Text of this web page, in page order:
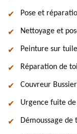
Pose et
Nettoyage et
Peinture sur
Réparation de
Couvreur
Urgence fuite
Démoussage de